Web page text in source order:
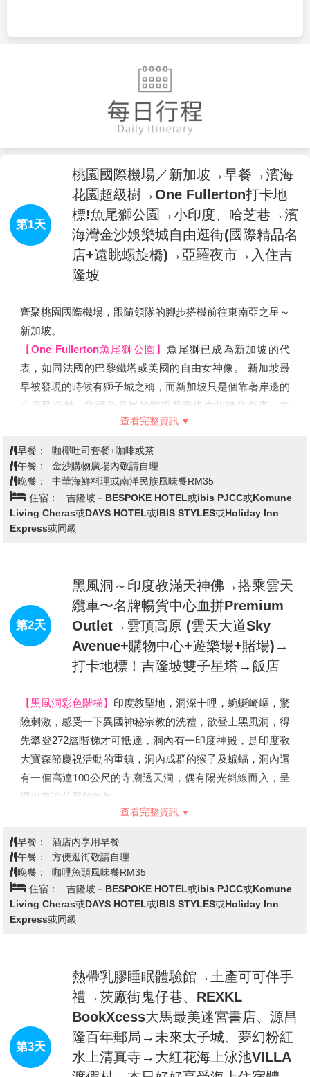
第1天
桃園國際機場／新加坡→早餐→濱海
花園超級樹→One Fullerton打卡地
標!魚尾獅公園→小印度、哈芝巷→濱
海灣金沙娛樂城自由逛街(國際精品名
店+遠眺螺旋橋)→亞羅夜市→入住吉
齊聚桃園國際機場，跟隨領隊的腳步搭機前往東南亞之星～
新加坡。